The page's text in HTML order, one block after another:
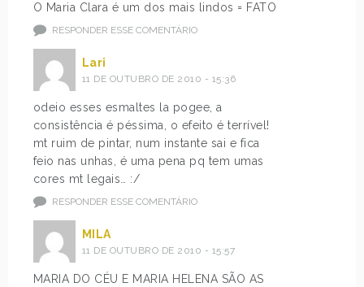
O Maria Clara é um dos mais lindos = FATO
RESPONDER ESSE COMENTÁRIO
Lari
11 DE OUTUBRO DE 2010 - 15:36
odeio esses esmaltes la pogee, a
consistência é péssima, o efeito é terrível!
mt ruim de pintar, num instante sai e fica
feio nas unhas, é uma pena pq tem umas
cores mt legais… :/
RESPONDER ESSE COMENTÁRIO
MILA
11 DE OUTUBRO DE 2010 - 15:57
MARIA DO CÉU E MARIA HELENA SÃO AS